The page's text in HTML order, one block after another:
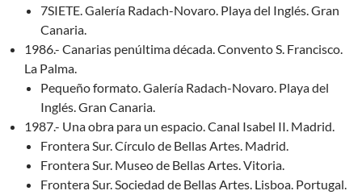
7SIETE. Galería Radach-Novaro. Playa del Inglés. Gran
Canaria.
1986.- Canarias penúltima década. Convento S. Francisco.
La Palma.
Pequeño formato. Galería Radach-Novaro. Playa del
Inglés. Gran Canaria.
1987.- Una obra para un espacio. Canal Isabel II. Madrid.
Frontera Sur. Círculo de Bellas Artes. Madrid.
Frontera Sur. Museo de Bellas Artes. Vitoria.
Frontera Sur. Sociedad de Bellas Artes. Lisboa. Portugal.